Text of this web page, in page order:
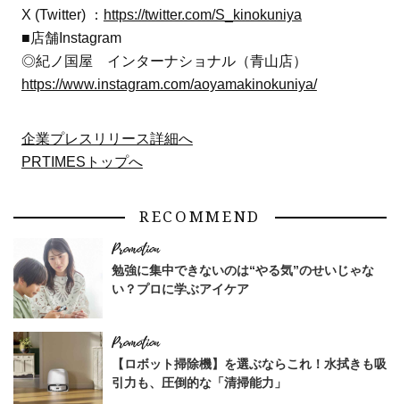
X (Twitter) ： https://twitter.com/S_kinokuniya
■店舗Instagram
◎紀ノ国屋 インターナショナル（青山店）
https://www.instagram.com/aoyamakinokuniya/
企業プレスリリース詳細へ
PRTIMESトップへ
RECOMMEND
勉強に集中できないのは“やる気”のせいじゃな
い？プロに学ぶアイケア
【ロボット掃除機】を選ぶならこれ！水拭きも吸
引力も、圧倒的な「清掃能力」